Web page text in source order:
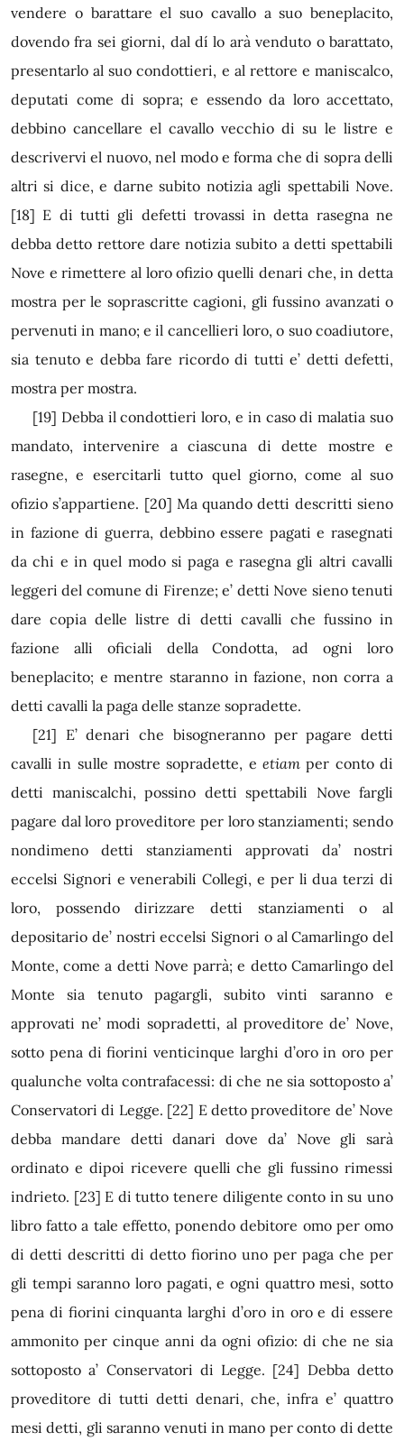
vendere o barattare el suo cavallo a suo beneplacito,
dovendo fra sei giorni, dal dí lo arà venduto o barattato,
presentarlo al suo condottieri, e al rettore e maniscalco,
deputati come di sopra; e essendo da loro accettato,
debbino cancellare el cavallo vecchio di su le listre e
descrivervi el nuovo, nel modo e forma che di sopra delli
altri si dice, e darne subito notizia agli spettabili Nove.
[18] E di tutti gli defetti trovassi in detta rasegna ne
debba detto rettore dare notizia subito a detti spettabili
Nove e rimettere al loro ofizio quelli denari che, in detta
mostra per le soprascritte cagioni, gli fussino avanzati o
pervenuti in mano; e il cancellieri loro, o suo coadiutore,
sia tenuto e debba fare ricordo di tutti e’ detti defetti,
mostra per mostra.
[19] Debba il condottieri loro, e in caso di malatia suo
mandato, intervenire a ciascuna di dette mostre e
rasegne, e esercitarli tutto quel giorno, come al suo
ofizio s’appartiene. [20] Ma quando detti descritti sieno
in fazione di guerra, debbino essere pagati e rasegnati
da chi e in quel modo si paga e rasegna gli altri cavalli
leggeri del comune di Firenze; e’ detti Nove sieno tenuti
dare copia delle listre di detti cavalli che fussino in
fazione alli oficiali della Condotta, ad ogni loro
beneplacito; e mentre staranno in fazione, non corra a
detti cavalli la paga delle stanze sopradette.
[21] E’ denari che bisogneranno per pagare detti
cavalli in sulle mostre sopradette, e etiam per conto di
detti maniscalchi, possino detti spettabili Nove fargli
pagare dal loro proveditore per loro stanziamenti; sendo
nondimeno detti stanziamenti approvati da’ nostri
eccelsi Signori e venerabili Collegi, e per li dua terzi di
loro, possendo dirizzare detti stanziamenti o al
depositario de’ nostri eccelsi Signori o al Camarlingo del
Monte, come a detti Nove parrà; e detto Camarlingo del
Monte sia tenuto pagargli, subito vinti saranno e
approvati ne’ modi sopradetti, al proveditore de’ Nove,
sotto pena di fiorini venticinque larghi d’oro in oro per
qualunche volta contrafacessi: di che ne sia sottoposto a’
Conservatori di Legge. [22] E detto proveditore de’ Nove
debba mandare detti danari dove da’ Nove gli sarà
ordinato e dipoi ricevere quelli che gli fussino rimessi
indrieto. [23] E di tutto tenere diligente conto in su uno
libro fatto a tale effetto, ponendo debitore omo per omo
di detti descritti di detto fiorino uno per paga che per
gli tempi saranno loro pagati, e ogni quattro mesi, sotto
pena di fiorini cinquanta larghi d’oro in oro e di essere
ammonito per cinque anni da ogni ofizio: di che ne sia
sottoposto a’ Conservatori di Legge. [24] Debba detto
proveditore di tutti detti denari, che, infra e’ quattro
mesi detti, gli saranno venuti in mano per conto di dette